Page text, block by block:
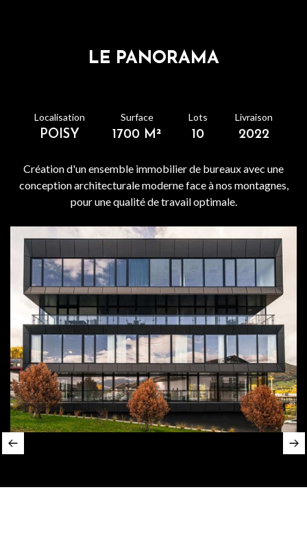
LE PANORAMA
Localisation
POISY
Surface
1700 M²
Lots
10
Livraison
2022
Création d'un ensemble immobilier de bureaux avec une
conception architecturale moderne face à nos montagnes,
pour une qualité de travail optimale.
Slide 2 of 4.